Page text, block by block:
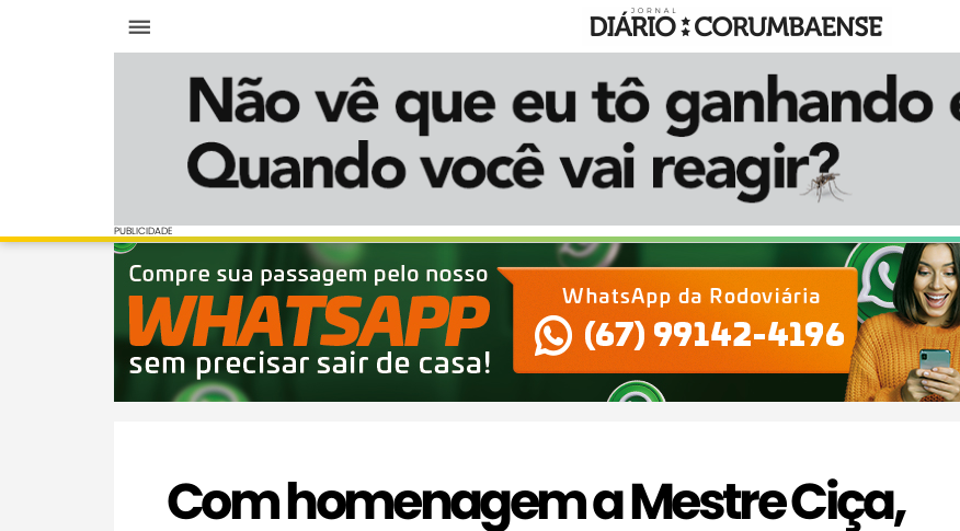
PUBLICIDADE
PUBLICIDADE
Com homenagem a Mestre Ciça,